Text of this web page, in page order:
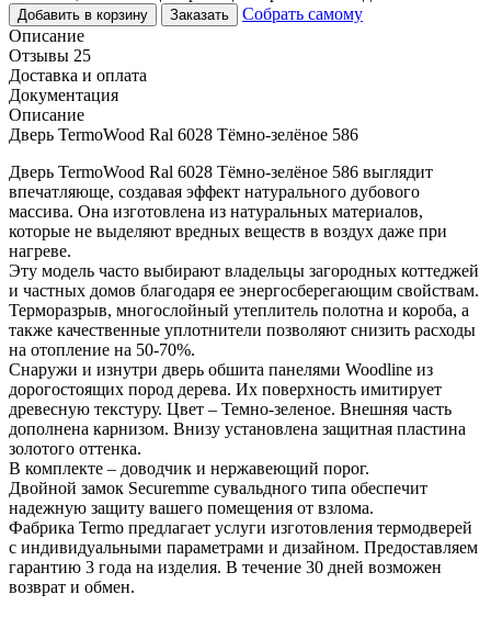
Добавить в корзину Заказать
Собрать самому
Описание
Отзывы 25
Доставка и оплата
Документация
Описание
Дверь TermoWood Ral 6028 Тёмно-зелёное 586
Дверь TermoWood Ral 6028 Тёмно-зелёное 586 выглядит
впечатляюще, создавая эффект натурального дубового
массива. Она изготовлена из натуральных материалов,
которые не выделяют вредных веществ в воздух даже при
нагреве.
Эту модель часто выбирают владельцы загородных коттеджей
и частных домов благодаря ее энергосберегающим свойствам.
Терморазрыв, многослойный утеплитель полотна и короба, а
также качественные уплотнители позволяют снизить расходы
на отопление на 50-70%.
Снаружи и изнутри дверь обшита панелями Woodline из
дорогостоящих пород дерева. Их поверхность имитирует
древесную текстуру. Цвет – Темно-зеленое. Внешняя часть
дополнена карнизом. Внизу установлена защитная пластина
золотого оттенка.
В комплекте – доводчик и нержавеющий порог.
Двойной замок Securemme сувальдного типа обеспечит
надежную защиту вашего помещения от взлома.
Фабрика Termo предлагает услуги изготовления термодверей
с индивидуальными параметрами и дизайном. Предоставляем
гарантию 3 года на изделия. В течение 30 дней возможен
возврат и обмен.